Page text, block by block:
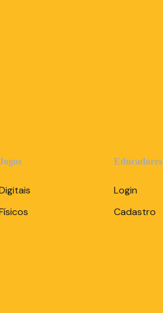
Educadores
Login
Cadastro